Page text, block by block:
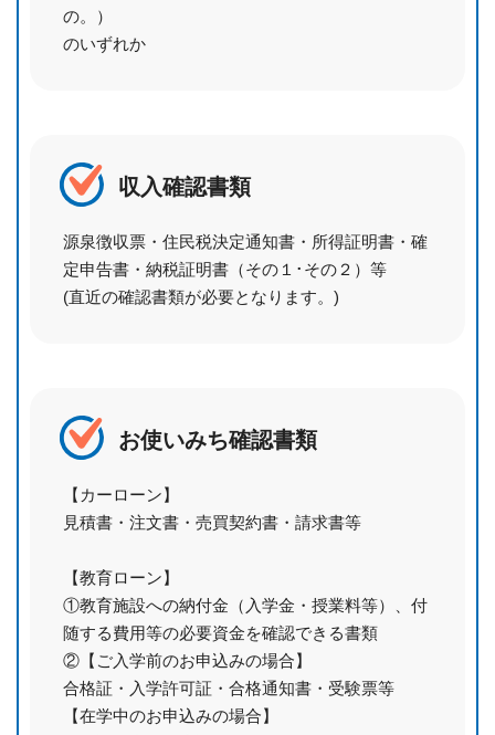
の。）
のいずれか
収入確認書類
源泉徴収票・住民税決定通知書・所得証明書・確
定申告書・納税証明書（その１･その２）等
(直近の確認書類が必要となります。)
お使いみち確認書類
【カーローン】
見積書・注文書・売買契約書・請求書等
【教育ローン】
①教育施設への納付金（入学金・授業料等）、付
随する費用等の必要資金を確認できる書類
②【ご入学前のお申込みの場合】
合格証・入学許可証・合格通知書・受験票等
【在学中のお申込みの場合】